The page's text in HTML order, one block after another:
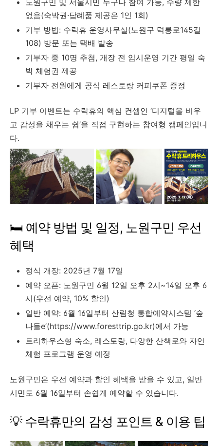
없음(숙박권·답례품 제공은 1인 1회)
기부 방법: 수락휴 운영사무실(노원구 덕릉로145길
108) 방문 또는 택배 발송
기부자 중 10명 추첨, 개장 전 임시운영 기간 평일 숙
박 체험권 제공
기부자 전원에게 공식 레스토랑 커피쿠폰 증정
LP 기부 이벤트는 수락휴의 핵심 컨셉인 ‘디지털을 비우
고 감성을 채우는 쉼’을 직접 구현하는 참여형 캠페인입니
다.
🛏️ 예약 방법 및 일정, 노원구민 우선
혜택
정식 개장: 2025년 7월 17일
예약 오픈: 노원구민 6월 12일 오후 2시~14일 오후 6
시(우선 예약, 10% 할인)
일반 예약: 6월 16일부터 산림청 통합예약시스템 ‘숲
나들e’(https://www.foresttrip.go.kr)에서 가능
트리하우스형 숙소, 레스토랑, 다양한 산책로와 자연
체험 프로그램 운영 예정
노원구민은 우선 예약과 할인 혜택을 받을 수 있고, 일반
시민도 6월 16일부터 손쉽게 예약할 수 있습니다.
💡 수락휴만의 감성 포인트 & 이용 팁